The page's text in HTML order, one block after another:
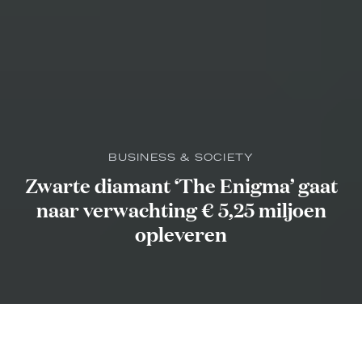
BUSINESS & SOCIETY
Zwarte diamant ‘The Enigma’ gaat
naar verwachting € 5,25 miljoen
opleveren